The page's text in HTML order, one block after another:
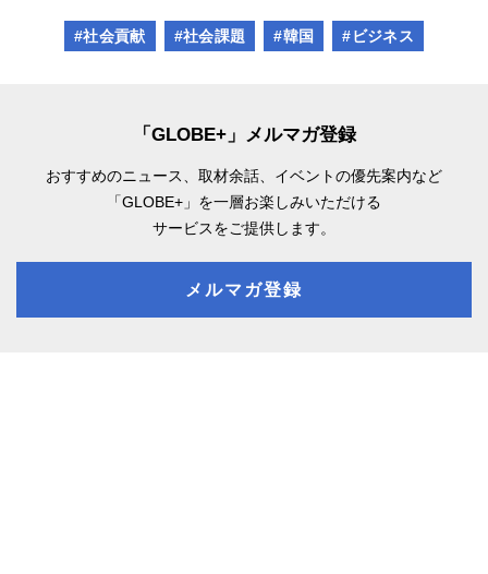
#社会貢献 #社会課題 #韓国 #ビジネス
「GLOBE+」メルマガ登録
おすすめのニュース、取材余話、 イベントの優先案内など
「GLOBE+」を一層お楽しみいただける
サービスをご提供します。
メルマガ登録